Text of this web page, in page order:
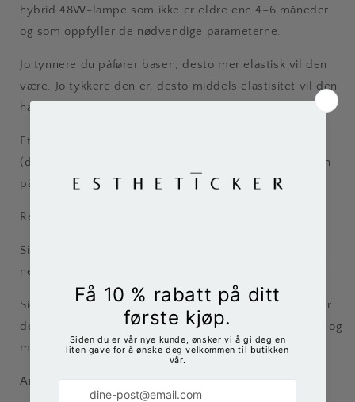
hybrid 48W-lampe som ikke er eldre enn 4–6 måneder
og som oppfyller de nødvendige parameterne.
Jo tynnere du påfører basen, desto mer elastisk vil den
være. Jo tykkere den er, desto middels elastisitet vil den
ha.
Etter polymerisering må du fjerne klebelaget
(dispersjonslaget). Dette vil sikre at toppen eller fargen
påføres jevnt og vakkert.
Regler for valg av base:
Siden basen er middels elastisk, er den perfekt for alle
negltyper.
Siden basen er med farge, kan en klar base gnies inn før
den. Dette vil bidra til å fjerne basen fra neglen lettere og
mer fullstendig.
Arbeidssekvens: